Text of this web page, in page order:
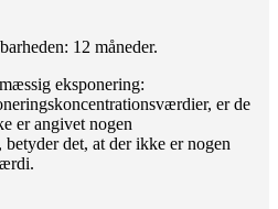
12 måneder.
eksponering:
er de
er angivet nogen
det, at der ikke er nogen